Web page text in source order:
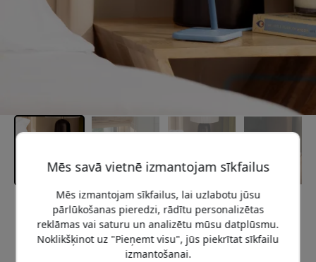
Ieteicamā cena
69.99 EUR
Mēs savā vietnē izmantojam sīkfailus
Mēs izmantojam sīkfailus, lai uzlabotu jūsu
pārlūkošanas pieredzi, rādītu personalizētas
reklāmas vai saturu un analizētu mūsu datplūsmu.
Noklikšķinot uz "Pieņemt visu", jūs piekrītat sīkfailu
izmantošanai.